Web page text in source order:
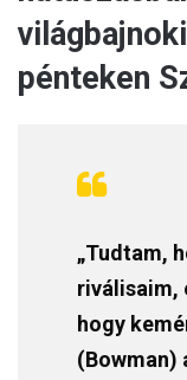
pénteken
„Tudtam,
riválisaim,
hogy
(Bowman)